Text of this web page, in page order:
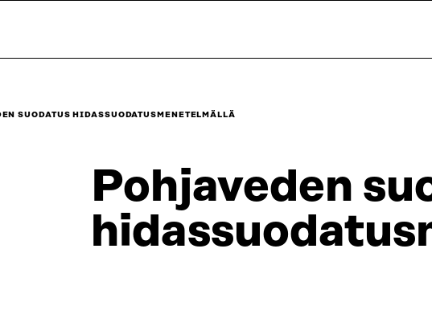
SUODATUS HIDASSUODATUSMENETELMÄLLÄ
Pohjaveden